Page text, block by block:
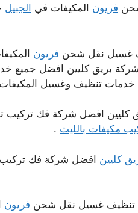
فريون المكيفات في الجبيل
غسيل نقل شحن فريون
شركة بريق كليين افضل جميع
خدمات تنظيف وغسيل المكيفات
كليين افضل شركة فك
مكيفات بالليث .
كليين افضل شركة فك
تنظيف غسيل نقل شحن فريون